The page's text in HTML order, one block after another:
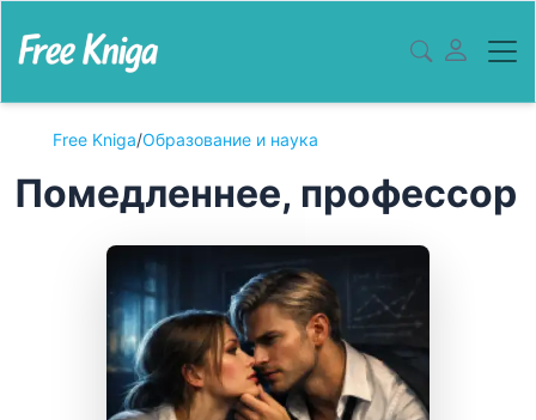
Free Kniga/Образование и наука
Помедленнее, профессор